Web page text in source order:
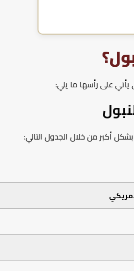
يأتي على رأسها ما يلي:
أكبر من خلال الجدول التالي: